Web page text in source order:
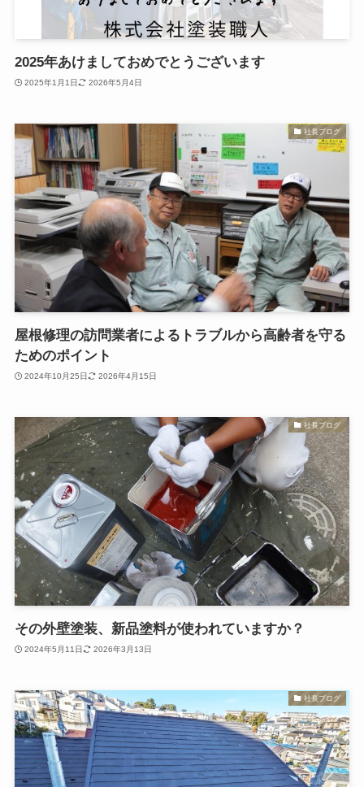
2025年あけましておめでとうございます
2025年1月1日 2026年5月4日
社長ブログ
屋根修理の訪問業者によるトラブルから高齢者を守る
ためのポイント
2024年10月25日 2026年4月15日
社長ブログ
その外壁塗装、新品塗料が使われていますか？
2024年5月11日 2026年3月13日
社長ブログ